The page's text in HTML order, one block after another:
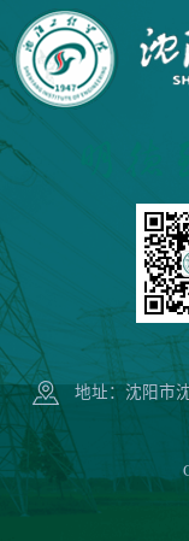
地址：沈阳市